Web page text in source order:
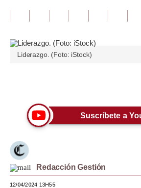
Opinión
Tendencias
Lujo
Viajes
Moda
Liderazgo. (Foto: iStock)
Suscríbete a
Redacción Gestión
12/04/2024 13H55